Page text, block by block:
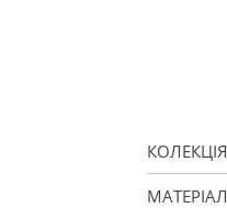
КОЛЕКЦІЯ
МАТЕРІАЛ